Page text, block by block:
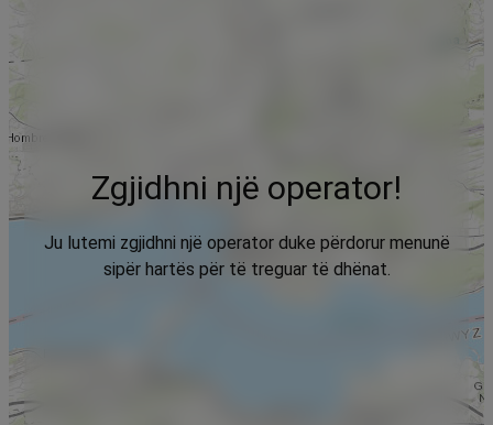
Zgjidhni një operator!
Ju lutemi zgjidhni një operator duke përdorur menunë
sipër hartës për të treguar të dhënat.